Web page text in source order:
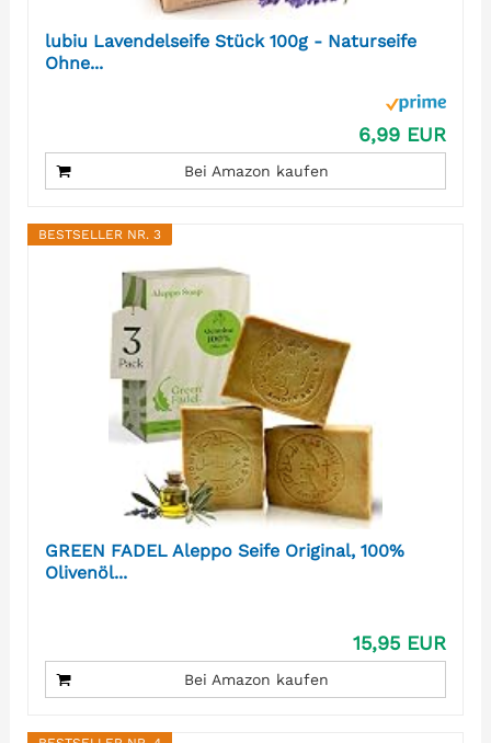
lubiu Lavendelseife Stück 100g - Naturseife
Ohne...
6,99 EUR
Bei Amazon kaufen
BESTSELLER NR. 3
GREEN FADEL Aleppo Seife Original, 100%
Olivenöl...
15,95 EUR
Bei Amazon kaufen